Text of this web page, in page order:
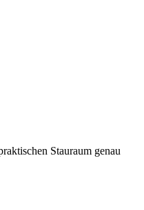
Stauraum genau